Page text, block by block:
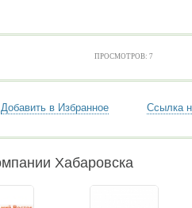
ПРОСМОТРОВ: 7
Добавить в Избранное Ссылка
Хабаровска